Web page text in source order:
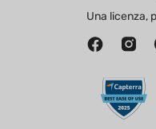
Una licenza,